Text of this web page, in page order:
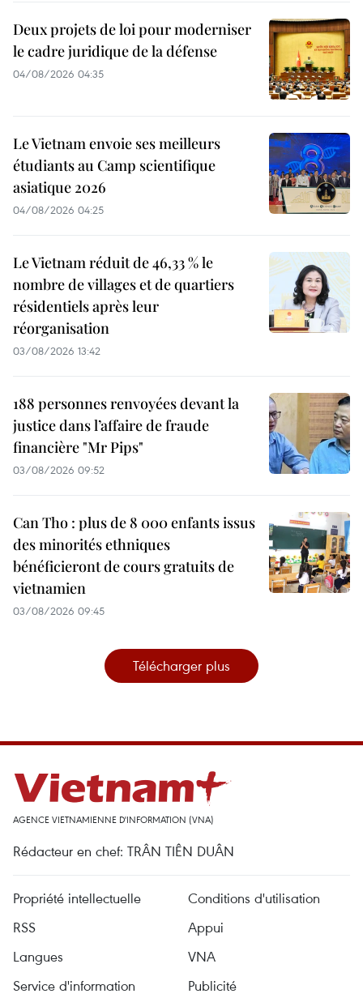
Deux projets de loi pour moderniser
le cadre juridique de la défense
04/08/2026 04:35
Le Vietnam envoie ses meilleurs
étudiants au Camp scientifique
asiatique 2026
04/08/2026 04:25
Le Vietnam réduit de 46,33 % le
nombre de villages et de quartiers
résidentiels après leur
réorganisation
03/08/2026 13:42
188 personnes renvoyées devant la
justice dans l’affaire de fraude
financière "Mr Pips"
03/08/2026 09:52
Can Tho : plus de 8 000 enfants issus
des minorités ethniques
bénéficieront de cours gratuits de
vietnamien
03/08/2026 09:45
Télécharger plus
AGENCE VIETNAMIENNE D'INFORMATION (VNA)
Rédacteur en chef: TRÂN TIÊN DUÂN
Propriété intellectuelle
Conditions d'utilisation
RSS
Appui
Langues
VNA
Service d'information
Publicité